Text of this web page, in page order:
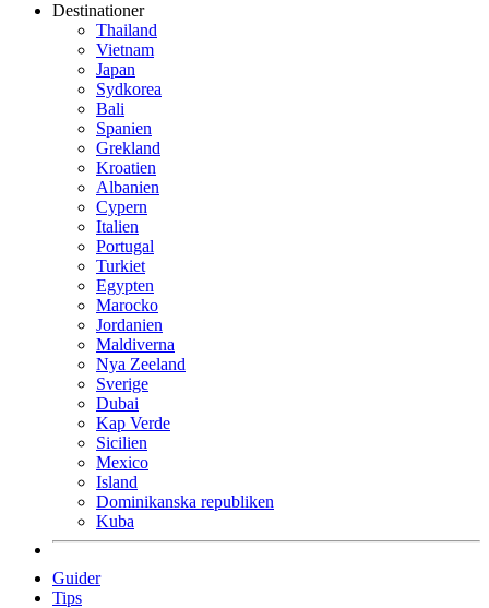
Destinationer
Thailand
Vietnam
Japan
Sydkorea
Bali
Spanien
Grekland
Kroatien
Albanien
Cypern
Italien
Portugal
Turkiet
Egypten
Marocko
Jordanien
Maldiverna
Nya Zeeland
Sverige
Dubai
Kap Verde
Sicilien
Mexico
Island
Dominikanska republiken
Kuba
Guider
Tips